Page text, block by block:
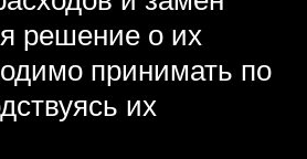
решение о их
принимать по
их